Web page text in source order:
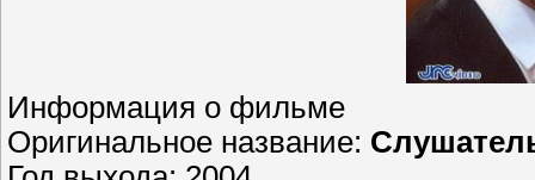
Информация о фильме
Оригинальное название: